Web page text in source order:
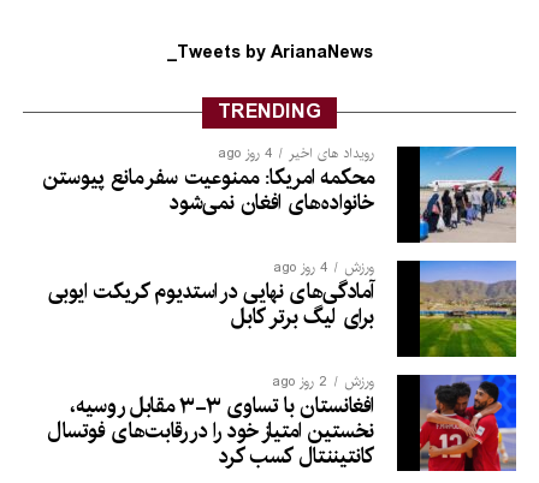
Tweets by ArianaNews_
TRENDING
رویداد های اخیر 4 روز ago
محکمه امریکا: ممنوعیت سفر مانع پیوستن
خانواده‌های افغان نمی‌شود
ورزش 4 روز ago
آمادگی‌های نهایی در استدیوم کریکت ایوبی
برای لیگ برتر کابل
ورزش 2 روز ago
افغانستان با تساوی ۳-۳ مقابل روسیه،
نخستین امتیاز خود را در رقابت‌های فوتسال
کانتیننتال کسب کرد